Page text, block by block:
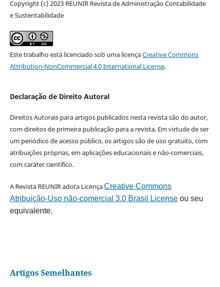
Copyright (c) 2023 REUNIR Revista de Administração Contabilidade
e Sustentabilidade
Este trabalho está licenciado sob uma licençaCreative Commons
Attribution-NonCommercial 4.0 International License.
Declaração de Direito Autoral
Direitos Autorais para artigos publicados nesta revista são do autor,
com direitos de primeira publicação para a revista. Em virtude de ser
um periódico de acesso público, os artigos são de uso gratuito, com
atribuições próprias, em aplicações educacionais e não-comerciais,
com caráter científico.
A Revista REUNIR adota LicençaCreative Commons
Atribuição-Uso não-comercial 3.0 Brasil Licenseou seu
equivalente.
Artigos Semelhantes